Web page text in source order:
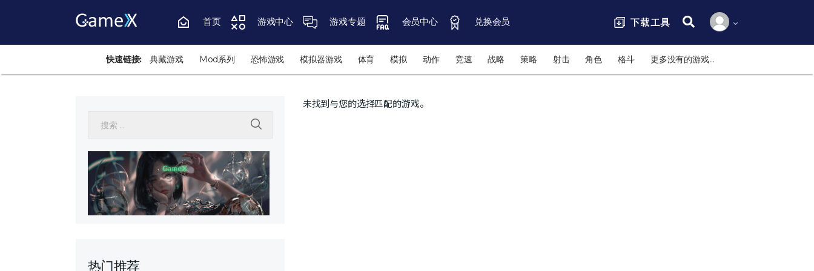
首页 游戏中心 游戏专题 会员中心 兑换会员
搜索:
快速链接: 典藏游戏 Mod系列 恐怖游戏 模拟器游戏 体育 模拟 动作 竞速 战略 策略 射击 角色 格斗 更多没有的游戏…
未找到与您的选择匹配的游戏。
搜索:
热门推荐